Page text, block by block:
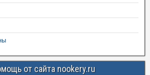
от сайта nookery.ru